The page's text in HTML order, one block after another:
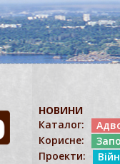
НОВИНИ
Каталог:
Корисне:
Проекти: